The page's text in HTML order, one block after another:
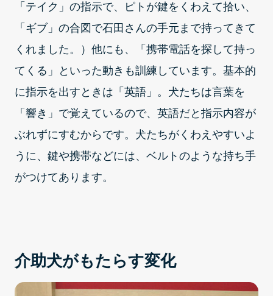
「テイク」の指示で、ピトが鍵をくわえて拾い、
「ギブ」の合図で石田さんの手元まで持ってきて
くれました。）他にも、「携帯電話を探して持っ
てくる」といった動きも訓練しています。基本的
に指示を出すときは「英語」。犬たちは言葉を
「響き」で覚えているので、英語だと指示内容が
ぶれずにすむからです。犬たちがくわえやすいよ
うに、鍵や携帯などには、ベルトのような持ち手
がつけてあります。
介助犬がもたらす変化